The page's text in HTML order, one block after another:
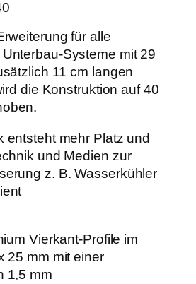
€
für alle
Systeme mit 29
11 cm langen
die Konstruktion auf 40
entsteht mehr Platz und
und Medien zur
z. B. Wasserkühler
Vierkant-Profile im
25 mm mit einer
1,5 mm